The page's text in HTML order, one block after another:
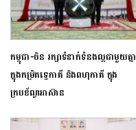
កម្ពុជា-ចិន រក្សាទំនាក់ទំនងល្អជាមួយគ្នា
ក្នុងកម្រិតទ្វេភាគី និងពហុភាគី ក្នុង
ក្របខ័ណ្ឌអាស៊ាន